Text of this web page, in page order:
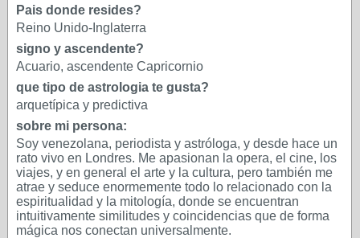
Pais donde resides?
Reino Unido-Inglaterra
signo y ascendente?
Acuario, ascendente Capricornio
que tipo de astrologia te gusta?
arquetípica y predictiva
sobre mi persona:
Soy venezolana, periodista y astróloga, y desde hace un
rato vivo en Londres. Me apasionan la opera, el cine, los
viajes, y en general el arte y la cultura, pero también me
atrae y seduce enormemente todo lo relacionado con la
espiritualidad y la mitología, donde se encuentran
intuitivamente similitudes y coincidencias que de forma
mágica nos conectan universalmente.